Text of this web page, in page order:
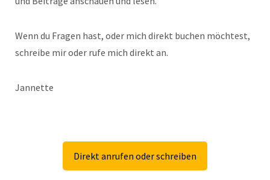
Wenn du Fragen hast, oder mich direkt buchen möchtest,
schreibe mir oder rufe mich direkt an.
Jannette
Direkt anrufen oder schreiben